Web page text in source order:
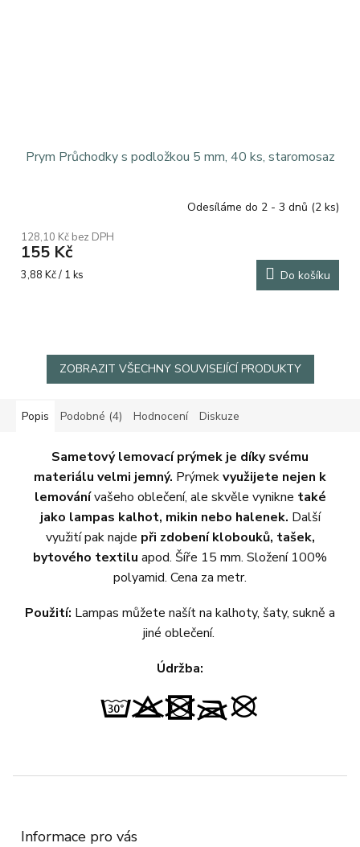
Prym Průchodky s podložkou 5 mm, 40 ks, staromosaz
Odesíláme do 2 - 3 dnů (2 ks)
128,10 Kč bez DPH
155 Kč
Měrná
3,88 Kč / 1 ks Do košíku
ZOBRAZIT VŠECHNY SOUVISEJÍCÍ PRODUKTY
Popis Podobné (4) Hodnocení Diskuze
Sametový lemovací prýmek je díky svému
materiálu velmi jemný. Prýmekvyužijete nejen k
lemovánívašeho oblečení, ale skvěle vynikne také
jako lampas kalhot, mikin nebo halenek. Další
využití pak najde při zdobení klobouků, tašek,
bytového textilu apod. Šíře 15 mm. Složení 100%
polyamid. Cena za metr.
Použití: Lampas můžete našít na kalhoty, šaty, sukně a
jiné oblečení.
Údržba:
Informace pro vás